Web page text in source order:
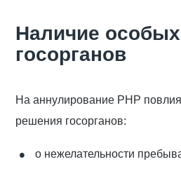
Наличие
госорганов
На аннулирование РНР
решения госорганов:
о нежелательности